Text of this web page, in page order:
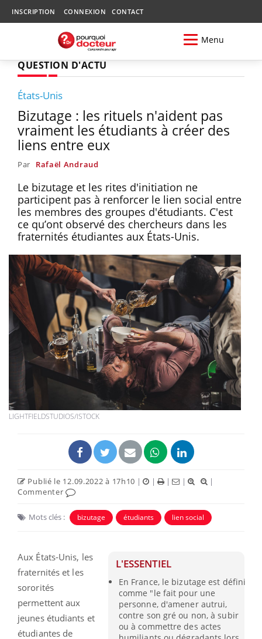
INSCRIPTION CONNEXION CONTACT
Menu
QUESTION D'ACTU
États-Unis
Bizutage : les rituels n'aident pas
vraiment les étudiants à créer des
liens entre eux
Par Rafaël Andraud
Le bizutage et les rites d'initiation ne
participent pas à renforcer le lien social entre
les membres des groupes d'étudiants. C'est
ce qu’ont observé des chercheurs dans les
fraternités étudiantes aux États-Unis.
LIGHTFIELDSTUDIOS/ISTOCK
Publié le 12.09.2022 à 17h10 | | | |
|
Commenter
Mots clés : bizutage étudiants lien social
L'ESSENTIEL
En France, le bizutage est défini
comme "le fait pour une
personne, d'amener autrui,
contre son gré ou non, à subir
ou à commettre des actes
Aux États-Unis, les
fraternités et les
sororités
permettent aux
jeunes étudiants et
étudiantes de